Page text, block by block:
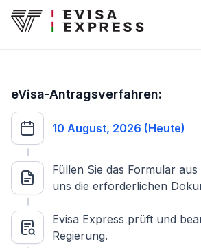
eVisa-Antragsverfahren:
10 August, 2026 (Heute)
Füllen Sie das Formular
uns die erforderlichen
Evisa Express prüft und
Regierung.